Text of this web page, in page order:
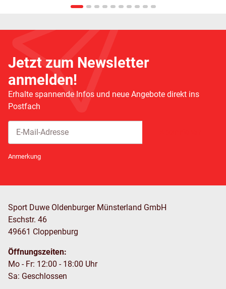
Jetzt zum Newsletter
anmelden!
Erhalte spannende Infos und neue Angebote direkt ins
Postfach
Anmerkung
Sport Duwe Oldenburger Münsterland GmbH
Eschstr. 46
49661 Cloppenburg
Öffnungszeiten:
Mo - Fr: 12:00 - 18:00 Uhr
Sa: Geschlossen